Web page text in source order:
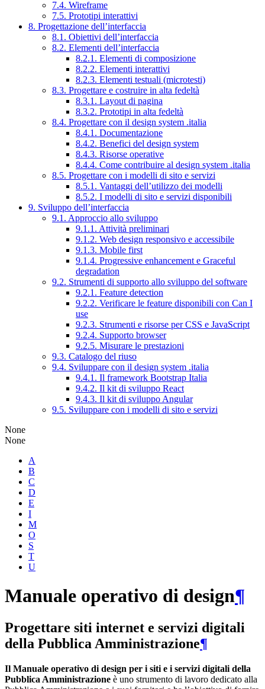
7.4. Wireframe
7.5. Prototipi interattivi
8. Progettazione dell’interfaccia
8.1. Obiettivi dell’interfaccia
8.2. Elementi dell’interfaccia
8.2.1. Elementi di composizione
8.2.2. Elementi interattivi
8.2.3. Elementi testuali (microtesti)
8.3. Progettare e costruire in alta fedeltà
8.3.1. Layout di pagina
8.3.2. Prototipi in alta fedeltà
8.4. Progettare con il design system .italia
8.4.1. Documentazione
8.4.2. Benefici del design system
8.4.3. Risorse operative
8.4.4. Come contribuire al design system .italia
8.5. Progettare con i modelli di sito e servizi
8.5.1. Vantaggi dell’utilizzo dei modelli
8.5.2. I modelli di sito e servizi disponibili
9. Sviluppo dell’interfaccia
9.1. Approccio allo sviluppo
9.1.1. Attività preliminari
9.1.2. Web design responsivo e accessibile
9.1.3. Mobile first
9.1.4. Progressive enhancement e Graceful
degradation
9.2. Strumenti di supporto allo sviluppo del software
9.2.1. Feature detection
9.2.2. Verificare le feature disponibili con Can I
use
9.2.3. Strumenti e risorse per CSS e JavaScript
9.2.4. Supporto browser
9.2.5. Misurare le prestazioni
9.3. Catalogo del riuso
9.4. Sviluppare con il design system .italia
9.4.1. Il framework Bootstrap Italia
9.4.2. Il kit di sviluppo React
9.4.3. Il kit di sviluppo Angular
9.5. Sviluppare con i modelli di sito e servizi
None
None
A
B
C
D
E
I
M
O
S
T
U
Manuale operativo di design¶
Progettare siti internet e servizi digitali
della Pubblica Amministrazione¶
Il Manuale operativo di design per i siti e i servizi digitali della
Pubblica Amministrazione è uno strumento di lavoro dedicato alla